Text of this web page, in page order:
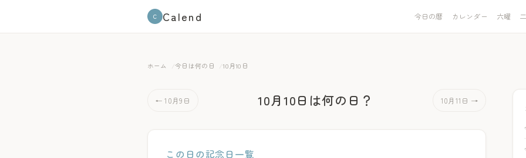
C Calend 今日の暦 カレンダー 六曜
ホーム 今日は何の日 10月10日
← 10月9日 10月10日は何の日？ 10月11日 →
この日の記念日一覧